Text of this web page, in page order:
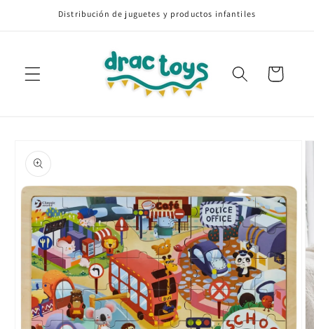
directamenteDistribución de juguetes y productos infantiles
Carrito
a la
información
del producto